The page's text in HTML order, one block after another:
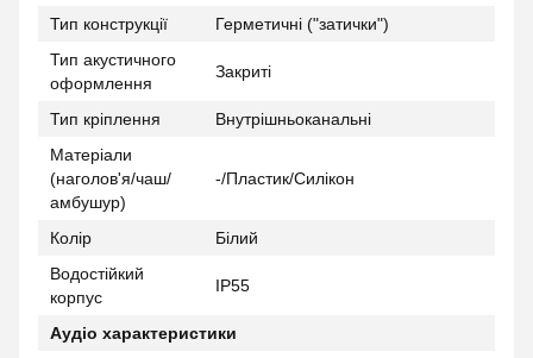
Тип конструкції
Герметичні ("затички")
Тип акустичного
оформлення
Закриті
Тип кріплення
Внутрішньоканальні
Матеріали
(наголов'я/чаш/
амбушур)
-/Пластик/Силікон
Колір
Білий
Водостійкий
корпус
IP55
Аудіо характеристики